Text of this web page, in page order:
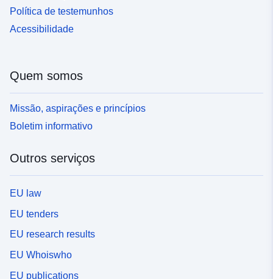
Política de testemunhos
Acessibilidade
Quem somos
Missão, aspirações e princípios
Boletim informativo
Outros serviços
EU law
EU tenders
EU research results
EU Whoiswho
EU publications